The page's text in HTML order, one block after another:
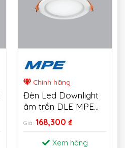
Chính hãng
Đèn Led Downlight
âm trần DLE MPE
18W
Giá: 168,300 ₫
Xem hàng